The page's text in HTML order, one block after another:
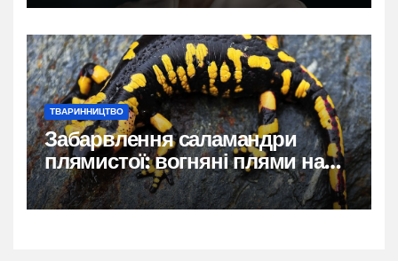
ТВАРИННИЦТВО
Забарвлення саламандри
плямистої: вогняні плями на
чорному тлі